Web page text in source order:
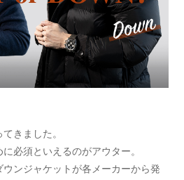
きました。
必須といえるのがアウター。
ンジャケットが各メーカーから発